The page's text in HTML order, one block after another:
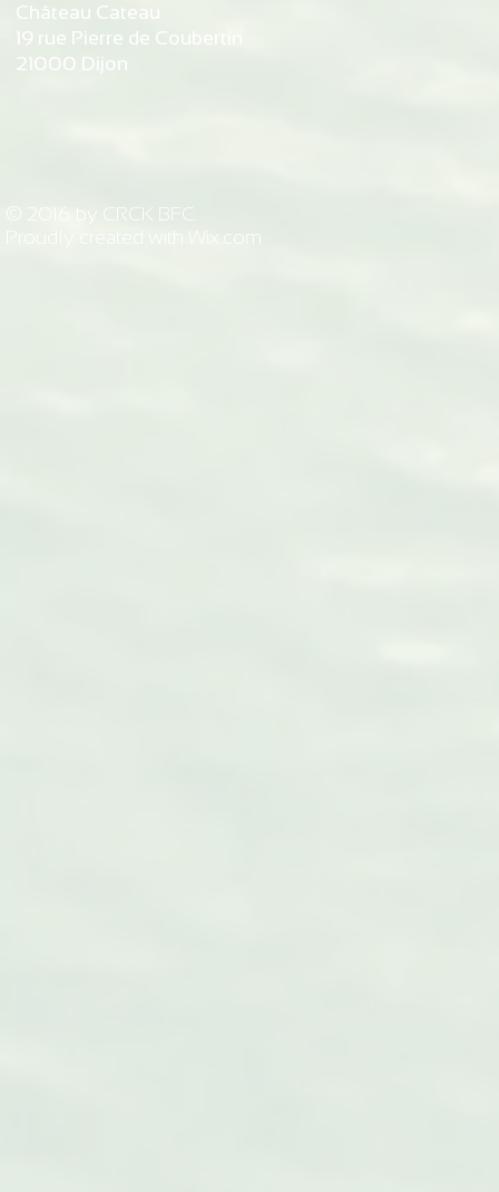
© 2016 by CRCK BFC.
Proudly created with Wix.com
Château Cateau
19 rue Pierre de Coubertin
21000 Dijon